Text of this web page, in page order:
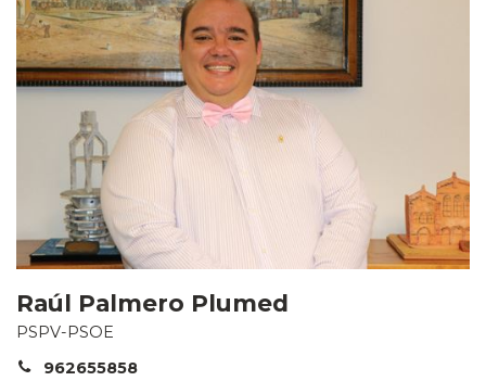
Raúl Palmero Plumed
PSPV-PSOE
962655858